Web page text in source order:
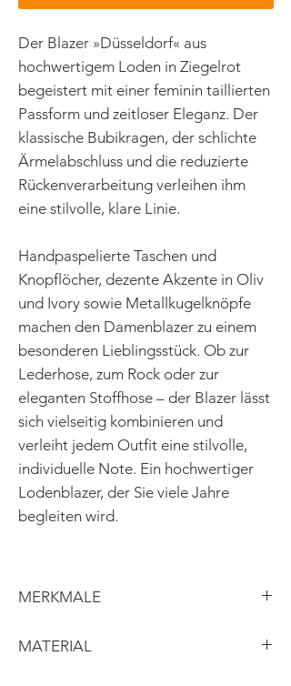
Der Blazer »Düsseldorf« aus
hochwertigem Loden in Ziegelrot
begeistert mit einer feminin taillierten
Passform und zeitloser Eleganz. Der
klassische Bubikragen, der schlichte
Ärmelabschluss und die reduzierte
Rückenverarbeitung verleihen ihm
eine stilvolle, klare Linie.
Handpaspelierte Taschen und
Knopflöcher, dezente Akzente in Oliv
und Ivory sowie Metallkugelknöpfe
machen den Damenblazer zu einem
besonderen Lieblingsstück. Ob zur
Lederhose, zum Rock oder zur
eleganten Stoffhose – der Blazer lässt
sich vielseitig kombinieren und
verleiht jedem Outfit eine stilvolle,
individuelle Note. Ein hochwertiger
Lodenblazer, der Sie viele Jahre
begleiten wird.
MERKMALE
Bubikragen
MATERIAL